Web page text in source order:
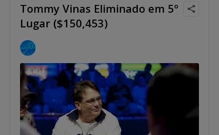
Tommy Vinas Eliminado em 5º
Lugar ($150,453)